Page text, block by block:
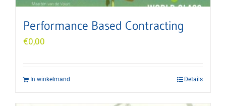
Performance Based Contracting
€0,00
In winkelmand Details